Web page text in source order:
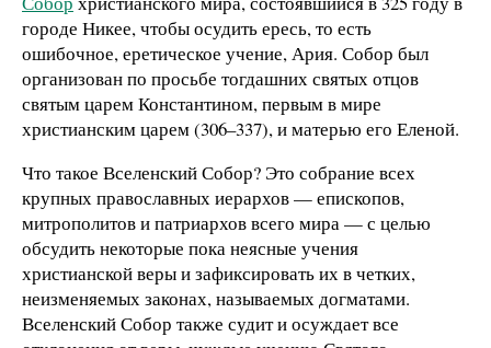
городе Никее, чтобы осудить ересь, то есть
ошибочное, еретическое учение, Ария. Собор был
организован по просьбе тогдашних святых отцов
святым царем Константином, первым в мире
христианским царем (306–337), и матерью его Еленой.
Что такое Вселенский Собор? Это собрание всех
крупных православных иерархов — епископов,
митрополитов и патриархов всего мира — с целью
обсудить некоторые пока неясные учения
христианской веры и зафиксировать их в четких,
неизменяемых законах, называемых догматами.
Вселенский Собор также судит и осуждает все